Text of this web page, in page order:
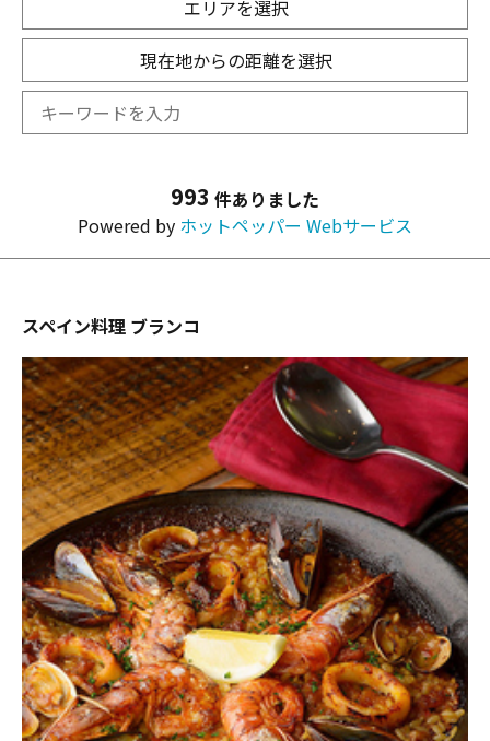
エリアを選択
現在地からの距離を選択
993 件ありました
Powered by ホットペッパー Webサービス
スペイン料理 ブランコ